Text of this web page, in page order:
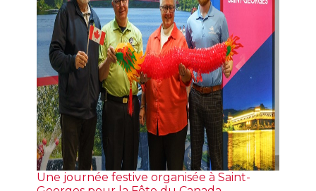
Une journée festive organisée à Saint-